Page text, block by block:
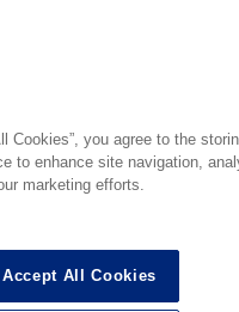
掲載時点での消費税率に基づいた
ます。
報、画像の二次使用及び無断引用
フィー ®
は株式会社ボークスの登録商標です
リーム は株式会社ボークスの登録商標です
Cookies”, you agree to the
to enhance site navigation,
marketing efforts.
Accept All Cookies